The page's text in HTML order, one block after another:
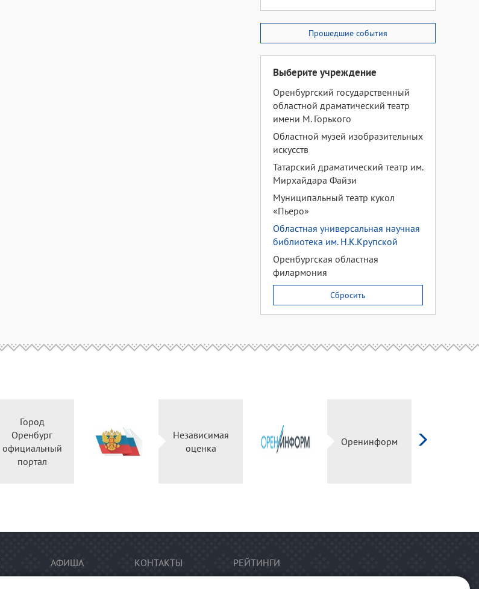
Прошедшие события
Выберите учреждение
Оренбургский государственный
областной драматический театр
имени М. Горького
Областной музей изобразительных
искусств
Татарский драматический театр им.
Мирхайдара Файзи
Муниципальный театр кукол
«Пьеро»
Областная универсальная научная
библиотека им. Н.К.Крупской
Оренбургская областная
филармония
Сбросить
Город
Оренбург
официальный
портал
Независимая
оценка
Оренинформ
АФИША КОНТАКТЫ РЕЙТИНГИ